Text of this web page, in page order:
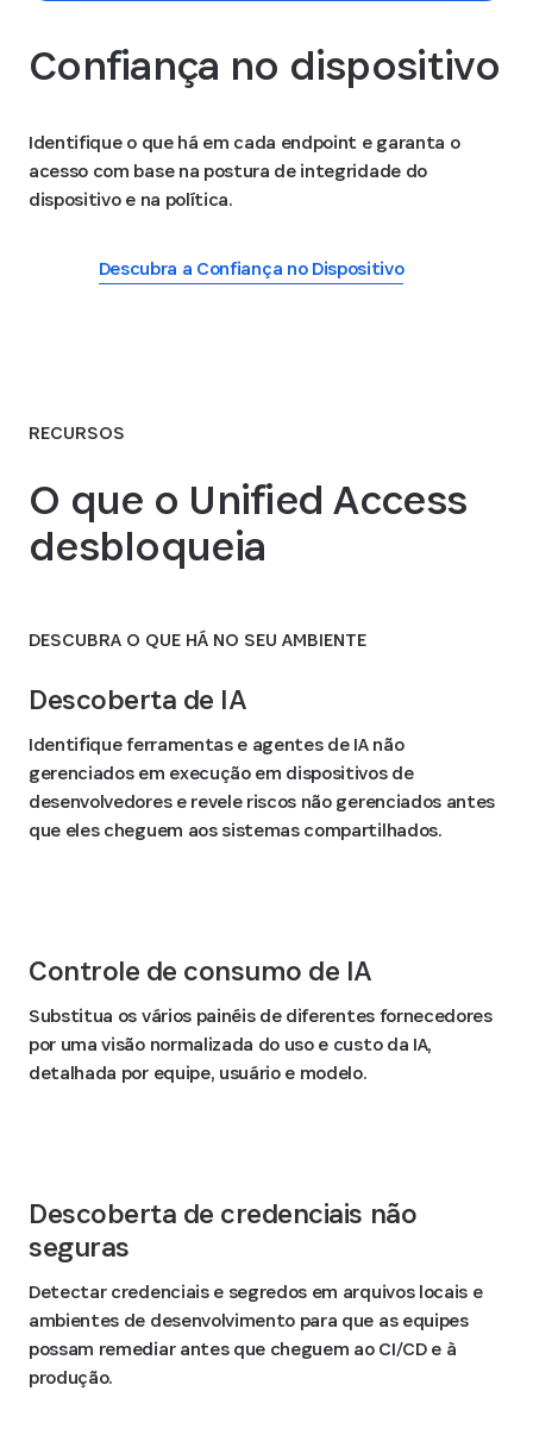
Confiança no dispositivo
Identifique o que há em cada endpoint e garanta o
acesso com base na postura de integridade do
dispositivo e na política.
Descubra a Confiança no Dispositivo
RECURSOS
O que o Unified Access
desbloqueia
DESCUBRA O QUE HÁ NO SEU AMBIENTE
Descoberta de IA
Identifique ferramentas e agentes de IA não
gerenciados em execução em dispositivos de
desenvolvedores e revele riscos não gerenciados antes
que eles cheguem aos sistemas compartilhados.
Controle de consumo de IA
Substitua os vários painéis de diferentes fornecedores
por uma visão normalizada do uso e custo da IA,
detalhada por equipe, usuário e modelo.
Descoberta de credenciais não
seguras
Detectar credenciais e segredos em arquivos locais e
ambientes de desenvolvimento para que as equipes
possam remediar antes que cheguem ao CI/CD e à
produção.